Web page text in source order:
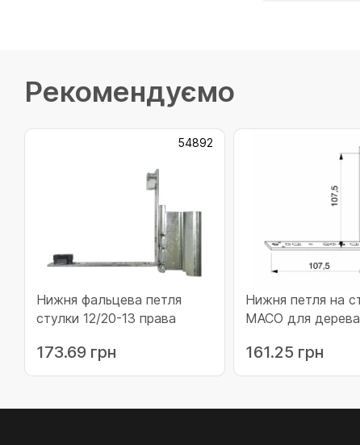
Рекомендуємо
54892
Нижня фальцева петля
стулки 12/20-13 права
173.69 грн
Нижня петля на
MACO для
161.25 грн